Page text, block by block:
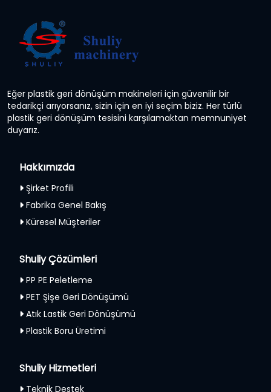
Eğer plastik geri dönüşüm makineleri için güvenilir bir
tedarikçi arıyorsanız, sizin için en iyi seçim biziz. Her türlü
plastik geri dönüşüm tesisini karşılamaktan memnuniyet
duyarız.
Hakkımızda
Şirket Profili
Fabrika Genel Bakış
Küresel Müşteriler
Shuliy Çözümleri
PP PE Peletleme
PET Şişe Geri Dönüşümü
Atık Lastik Geri Dönüşümü
Plastik Boru Üretimi
Shuliy Hizmetleri
Teknik Destek